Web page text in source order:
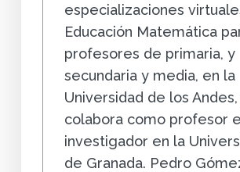
especializaciones
Educación Matemática
profesores de primaria, y
secundaria y media, en la
Universidad de los
colabora como profesor e
investigador en la
de Granada. Pedro